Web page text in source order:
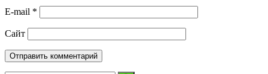
E-mail *
Сайт